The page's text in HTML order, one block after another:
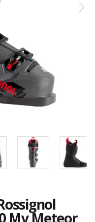
Mv Meteor